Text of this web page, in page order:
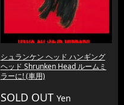
シュランケン ヘッド ハンギング
ヘッド Shrunken Head ルームミ
ラーに! (車用)
SOLD OUT Yen